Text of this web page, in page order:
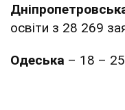
освіти з 28 269
Одеська – 18 – 25